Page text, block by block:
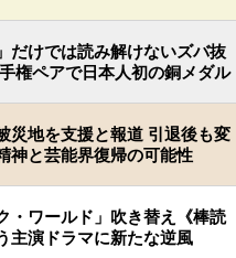
けでは読み解けないズバ抜
権ペアで日本人初の銅メダル
災地を支援と報道 引退後も変
神と芸能界復帰の可能性
・ワールド」吹き替え《棒読
主演ドラマに新たな逆風